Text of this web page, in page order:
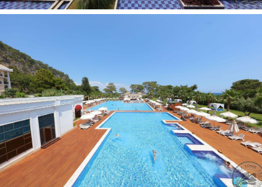
kavos/arbatos rinkinys
telefonas
seifas numeryje, nemokamai
televizorius
grindys: parketas (parketas ir marmuras (Vertia Signature
Suite))
patalynės keitimas: 3 kartus per savaitę
internetas: Wi-Fi nemokamai
šlepetės
balkonas/terasa
plaukų džiovintuvas: yra
numerių tvarkymas: kasdien
oro kondicionierius: centrinis